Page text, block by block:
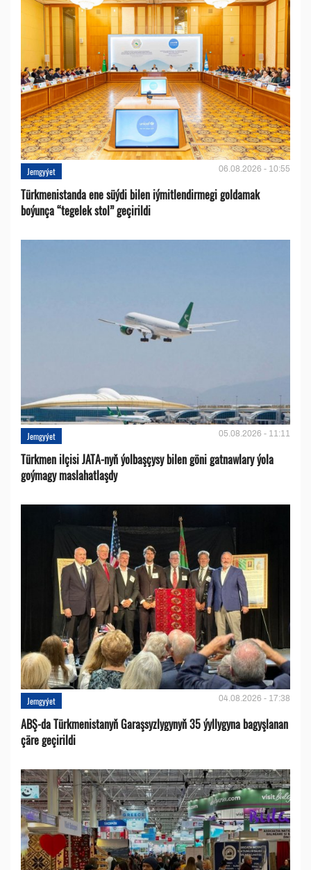
Jemgyýet 06.08.2026 - 10:55
Türkmenistanda ene süýdi bilen iýmitlendirmegi goldamak
boýunça “tegelek stol” geçirildi
Jemgyýet 05.08.2026 - 11:11
Türkmen ilçisi JATA-nyň ýolbaşçysy bilen göni gatnawlary ýola
goýmagy maslahatlaşdy
Jemgyýet 04.08.2026 - 17:38
ABŞ-da Türkmenistanyň Garaşsyzlygynyň 35 ýyllygyna bagyşlanan
çäre geçirildi